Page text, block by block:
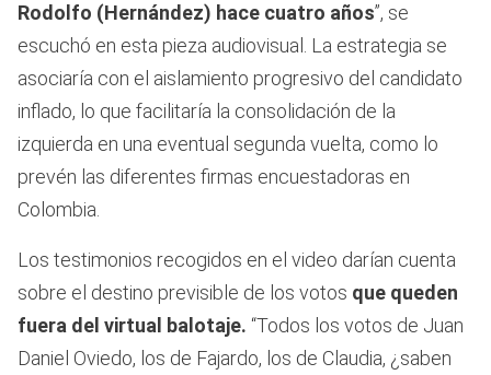
Rodolfo (Hernández) hace cuatro años”, se
escuchó en esta pieza audiovisual. La estrategia se
asociaría con el aislamiento progresivo del candidato
inflado, lo que facilitaría la consolidación de la
izquierda en una eventual segunda vuelta, como lo
prevén las diferentes firmas encuestadoras en
Colombia.
Los testimonios recogidos en el video darían cuenta
sobre el destino previsible de los votos que queden
fuera del virtual balotaje. “Todos los votos de Juan
Daniel Oviedo, los de Fajardo, los de Claudia, ¿saben